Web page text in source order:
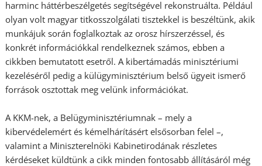
harminc háttérbeszélgetés segítségével rekonstruálta. Például
olyan volt magyar titkosszolgálati tisztekkel is beszéltünk, akik
munkájuk során foglalkoztak az orosz hírszerzéssel, és
konkrét információkkal rendelkeznek számos, ebben a
cikkben bemutatott esetről. A kibertámadás minisztériumi
kezeléséről pedig a külügyminisztérium belső ügyeit ismerő
források osztottak meg velünk információkat.
A KKM-nek, a Belügyminisztériumnak – mely a
kibervédelemért és kémelhárításért elsősorban felel –,
valamint a Miniszterelnöki Kabinetirodának részletes
kérdéseket küldtünk a cikk minden fontosabb állításáról még